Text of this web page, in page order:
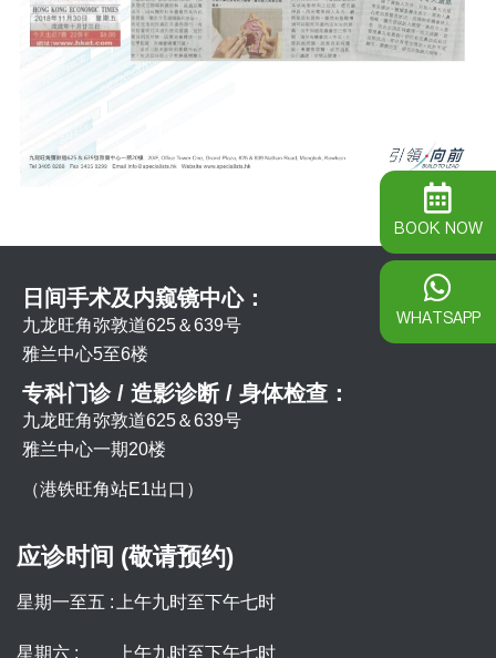
日间手术及内窥镜中心：
九龙旺角弥敦道625＆639号
雅兰中心5至6楼
专科门诊 / 造影诊断 / 身体检查：
九龙旺角弥敦道625＆639号
雅兰中心一期20楼
（港铁旺角站E1出口）
应诊时间 (敬请预约)
星期一至五 : 上午九时至下午七时
星期六 : 上午九时至下午七时
BOOK NOW
WHATSAPP